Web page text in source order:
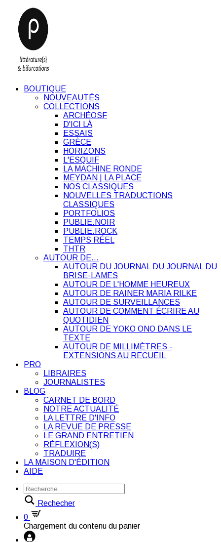
BOUTIQUE
NOUVEAUTÉS
COLLECTIONS
ARCHÉOSF
D'ICI LÀ
ESSAIS
GRÈCE
HORIZONS
L'ESQUIF
LA MACHINE RONDE
MEYDAN | LA PLACE
NOS CLASSIQUES
NOUVELLES TRADUCTIONS
CLASSIQUES
PORTFOLIOS
PUBLIE.NOIR
PUBLIE.ROCK
TEMPS RÉEL
THTR
AUTOUR DE…
AUTOUR DU JOURNAL DU JOURNAL DU
BRISE-LAMES
AUTOUR DE L'HOMME HEUREUX
AUTOUR DE RAINER MARIA RILKE
AUTOUR DE SURVEILLANCES
AUTOUR DE COMMENT ÉCRIRE AU
QUOTIDIEN
AUTOUR DE YOKO ONO DANS LE
TEXTE
AUTOUR DE MILLIMÈTRES -
EXTENSIONS AU RECUEIL
PRO
LIBRAIRES
JOURNALISTES
BLOG
CARNET DE BORD
NOTRE ACTUALITÉ
LA LETTRE D'INFO
LA REVUE DE PRESSE
LE GRAND ENTRETIEN
RÉFLEXION(S)
TRADUIRE
LA MAISON D'ÉDITION
AIDE
Rechecher
0
Chargement du contenu du panier